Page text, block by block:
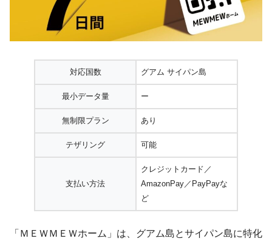
対応国数 グアム サイパン島
最小データ量 ー
無制限プラン あり
テザリング 可能
支払い方法
クレジットカード／
AmazonPay／PayPayな
ど
「ＭＥＷＭＥＷホーム」は、グアム島とサイパン島に特化